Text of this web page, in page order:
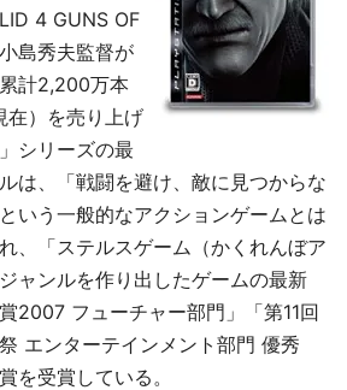
4 GUNS OF
島秀夫監督が
計2,200万本
在）を売り上げ
シリーズの最
は、「戦闘を避け、敵に見つからな
いう一般的なアクションゲームとは
、「ステルスゲーム（かくれんぼア
ャンルを作り出したゲームの最新
2007 フューチャー部門」「第11回
エンターテインメント部門 優秀
を受賞している。